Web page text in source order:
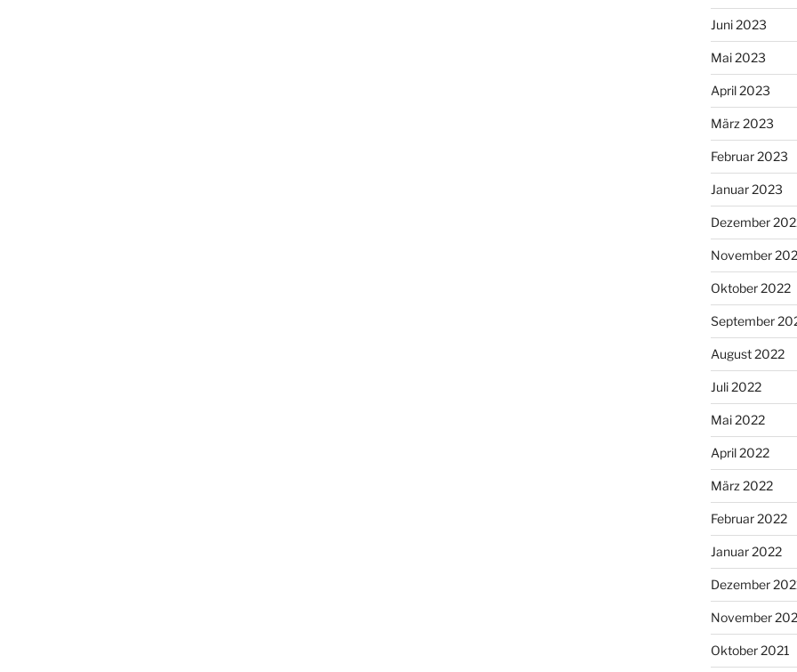
Juni 2023
Mai 2023
April 2023
März 2023
Februar 2023
Januar 2023
Dezember
November
Oktober 2022
September
August 2022
Juli 2022
Mai 2022
April 2022
März 2022
Februar 2022
Januar 2022
Dezember
November
Oktober 2021